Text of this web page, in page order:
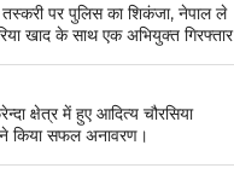
तस्करी पर पुलिस का शिकंजा, नेपाल ले
खाद के साथ एक अभियुक्त गिरफ्तार
क्षेत्र में हुए आदित्य चौरसिया
किया सफल अनावरण।